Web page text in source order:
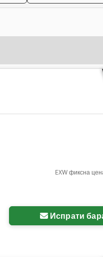
EXW фиксна
Испрати